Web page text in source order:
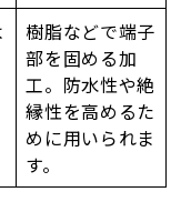
樹脂などで端子
部を固める加
工。防水性や絶
縁性を高めるた
めに用いられま
す。